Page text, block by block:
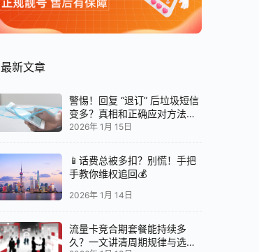
最新文章
警惕！回复 “退订” 后垃圾短信
变多？真相和正确应对方法都
在这
2026年 1月 15日
📱话费总被多扣？别慌！手把
手教你维权追回💰
2026年 1月 14日
流量卡竞合期套餐能持续多
久？一文讲清周期规律与选卡